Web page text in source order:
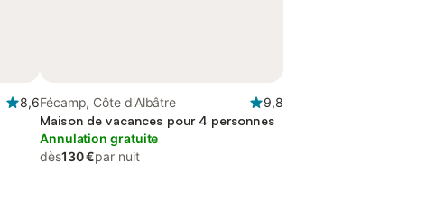
8,6Fécamp, Côte d'Albâtre
9,8
Maison de vacances pour 4 personnes
Annulation gratuite
dès130 €par nuit